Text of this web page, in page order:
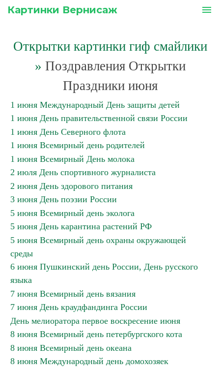
Картинки Вернисаж menu
Открытки картинки гиф смайлики
» Поздравления Открытки
Праздники июня
1 июня Международный День защиты детей
1 июня День правительственной связи России
1 июня День Северного флота
1 июня Всемирный день родителей
1 июня Всемирный День молока
2 июля День спортивного журналиста
2 июня День здорового питания
3 июня День поэзии России
5 июня Всемирный день эколога
5 июня День карантина растений РФ
5 июня Всемирный день охраны окружающей
среды
6 июня Пушкинский день России, День русского
языка
7 июня Всемирный день вязания
7 июня День краудфандинга России
День мелиоратора первое воскресение июня
8 июня Всемирный день петербургского кота
8 июня Всемирный день океана
8 июня Международный день домохозяек